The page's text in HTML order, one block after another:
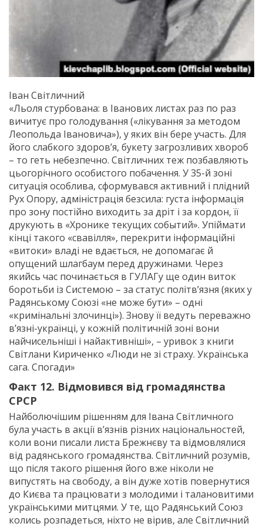
Іван Світличний
«Льоля стурбована: в Іванових листах раз по раз
вичитує про голодування («лікування за методом
Леопольда Івановича»), у яких він бере участь. Для
його слабкого здоров’я, букету загрозливих хвороб
– то геть небезпечно. Світличних теж позбавляють
цьогорічного особистого побачення. У 35-й зоні
ситуація особлива, сформувався активний і плідний
Рух Опору, адміністрація безсила: густа інформація
про зону постійно виходить за дріт і за кордон, її
друкують в «Хронике текущих событий». Упіймати
кінці такого «свавілля», перекрити інформаційні
«витоки» владі не вдається, не допомагає й
опущений шлагбаум перед дружинами. Через
якийсь час починається в ГУЛАГу ще один виток
боротьби із Системою – за статус політв’язня (яких у
Радянському Союзі «не може бути» – одні
«кримінальні злочинці»). Знову її ведуть переважно
в’язні-українці, у кожній політичній зоні вони
найчисельніші і найактивніші», – уривок з книги
Світлани Кириченко «Люди не зі страху. Українська
сага. Спогади»
Факт 12. Відмовився від громадянства
СРСР
Найболючішим рішенням для Івана Світличного
була участь в акції в’язнів різних національностей,
коли вони писали листа Брежнєву та відмовлялися
від радянського громадянства. Світличний розумів,
що після такого рішення його вже ніколи не
випустять на свободу, а він дуже хотів повернутися
до Києва та працювати з молодими і талановитими
українськими митцями. У те, що Радянський Союз
колись розпадеться, ніхто не вірив, але Світличний